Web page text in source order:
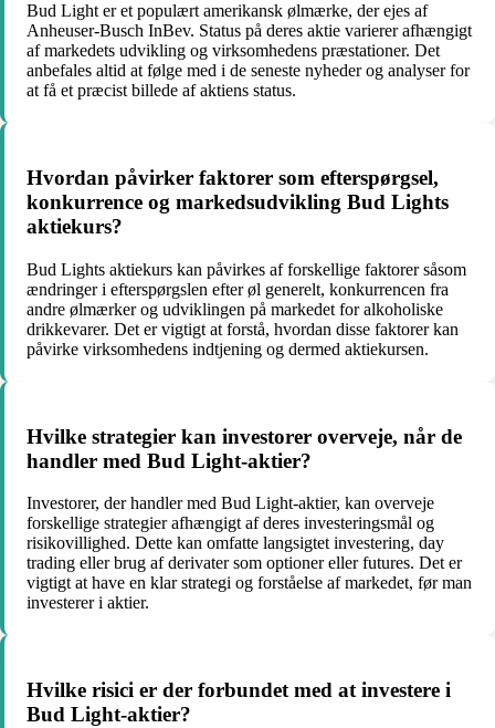
Bud Light er et populært amerikansk ølmærke, der ejes af
Anheuser-Busch InBev. Status på deres aktie varierer afhængigt
af markedets udvikling og virksomhedens præstationer. Det
anbefales altid at følge med i de seneste nyheder og analyser for
at få et præcist billede af aktiens status.
Hvordan påvirker faktorer som efterspørgsel,
konkurrence og markedsudvikling Bud Lights
aktiekurs?
Bud Lights aktiekurs kan påvirkes af forskellige faktorer såsom
ændringer i efterspørgslen efter øl generelt, konkurrencen fra
andre ølmærker og udviklingen på markedet for alkoholiske
drikkevarer. Det er vigtigt at forstå, hvordan disse faktorer kan
påvirke virksomhedens indtjening og dermed aktiekursen.
Hvilke strategier kan investorer overveje, når de
handler med Bud Light-aktier?
Investorer, der handler med Bud Light-aktier, kan overveje
forskellige strategier afhængigt af deres investeringsmål og
risikovillighed. Dette kan omfatte langsigtet investering, day
trading eller brug af derivater som optioner eller futures. Det er
vigtigt at have en klar strategi og forståelse af markedet, før man
investerer i aktier.
Hvilke risici er der forbundet med at investere i
Bud Light-aktier?